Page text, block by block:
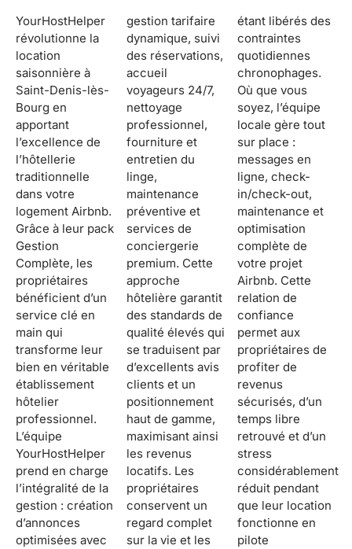
YourHostHelper
révolutionne la
location
saisonnière à
Saint-Denis-lès-
Bourg en
apportant
l’excellence de
l’hôtellerie
traditionnelle
dans votre
logement Airbnb.
Grâce à leur pack
Gestion
Complète, les
propriétaires
bénéficient d’un
service clé en
main qui
transforme leur
bien en véritable
établissement
hôtelier
professionnel.
L’équipe
YourHostHelper
prend en charge
l’intégralité de la
gestion : création
d’annonces
optimisées avec
gestion tarifaire
dynamique, suivi
des réservations,
accueil
voyageurs 24/7,
nettoyage
professionnel,
fourniture et
entretien du
linge,
maintenance
préventive et
services de
conciergerie
premium. Cette
approche
hôtelière garantit
des standards de
qualité élevés qui
se traduisent par
d’excellents avis
clients et un
positionnement
haut de gamme,
maximisant ainsi
les revenus
locatifs. Les
propriétaires
conservent un
regard complet
sur la vie et les
étant libérés des
contraintes
quotidiennes
chronophages.
Où que vous
soyez, l’équipe
locale gère tout
sur place :
messages en
ligne, check-
in/check-out,
maintenance et
optimisation
complète de
votre projet
Airbnb. Cette
relation de
confiance
permet aux
propriétaires de
profiter de
revenus
sécurisés, d’un
temps libre
retrouvé et d’un
stress
considérablement
réduit pendant
que leur location
fonctionne en
pilote